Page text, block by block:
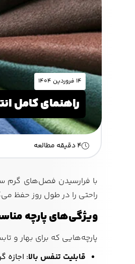
۱۴ فروردین ۱۴۰۴
راهنمای کامل
4 دقیقه مطالعه
با فرارسیدن فصل‌های گرم
راحتی را در طول روز حفظ
ویژگی‌های پارچه
پارچه‌هایی که برای بهار و
قابلیت تنفس بالا: اجازه